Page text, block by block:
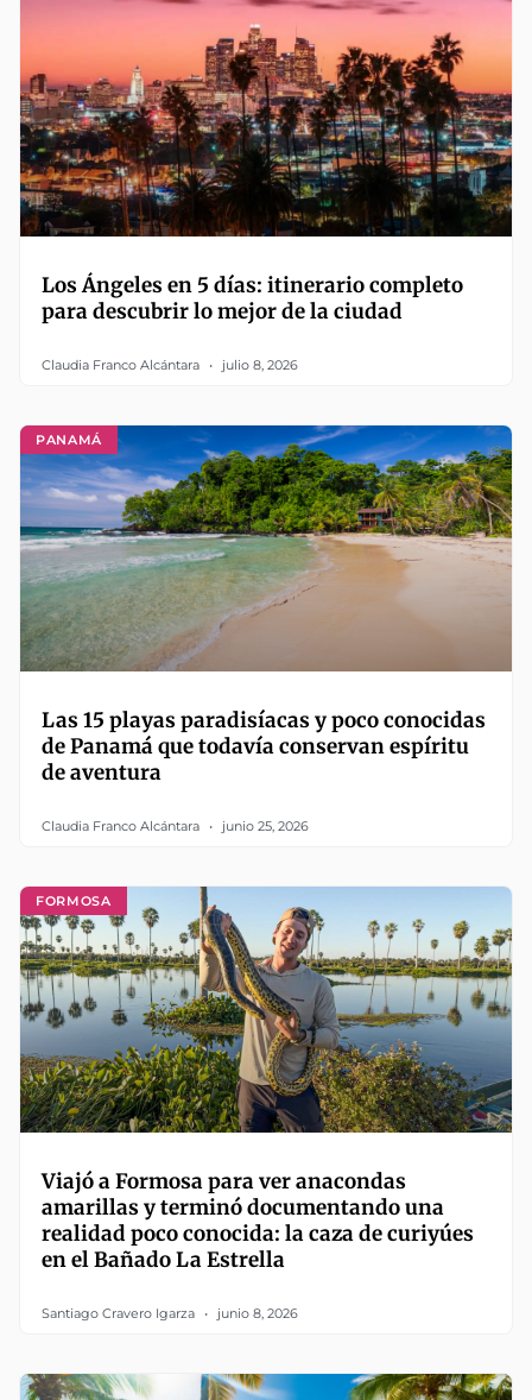
Los Ángeles en 5 días: itinerario completo
para descubrir lo mejor de la ciudad
Claudia Franco Alcántara julio 8, 2026
PANAMÁ
Las 15 playas paradisíacas y poco conocidas
de Panamá que todavía conservan espíritu
de aventura
Claudia Franco Alcántara junio 25, 2026
FORMOSA
Viajó a Formosa para ver anacondas
amarillas y terminó documentando una
realidad poco conocida: la caza de curiyúes
en el Bañado La Estrella
Santiago Cravero Igarza junio 8, 2026